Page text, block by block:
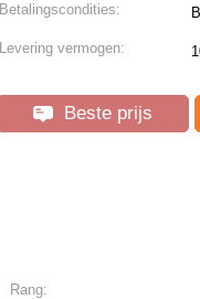
Betalingscondities:
Levering vermogen:
Beste prijs
Rang: